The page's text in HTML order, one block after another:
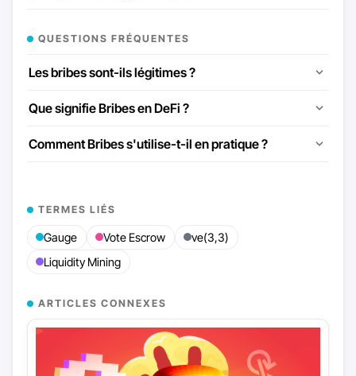
QUESTIONS FRÉQUENTES
Les bribes sont-ils légitimes ?
Que signifie Bribes en DeFi ?
Comment Bribes s'utilise-t-il en pratique ?
TERMES LIÉS
Gauge Vote Escrow
ve(3,3)
Liquidity Mining
ARTICLES CONNEXES